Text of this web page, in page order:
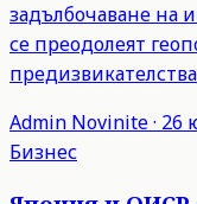
задълбочаване на
се преодолеят
Admin Novinite· 26
Бизнес